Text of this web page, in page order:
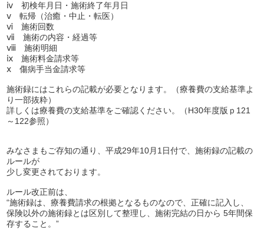
ⅳ 初検年月日・施術終了年月日
ⅴ 転帰（治癒・中止・転医）
ⅵ 施術回数
ⅶ 施術の内容・経過等
ⅷ 施術明細
ⅸ 施術料金請求等
ⅹ 傷病手当金請求等
施術録にはこれらの記載が必要となります。（療養費の支給基準よ
り一部抜粋）
詳しくは療養費の支給基準をご確認ください。（H30年度版ｐ121
～122参照）
みなさまもご存知の通り、平成29年10月1日付で、施術録の記載の
ルールが
少し変更されております。
ルール改正前は、
“施術録は、療養費請求の根拠となるものなので、正確に記入し、
保険以外の施術録とは区別して整理し、施術完結の日から 5年間保
存すること。”